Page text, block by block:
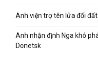
Anh viện trợ tên lửa đối
Anh nhận định Nga khó
Donetsk